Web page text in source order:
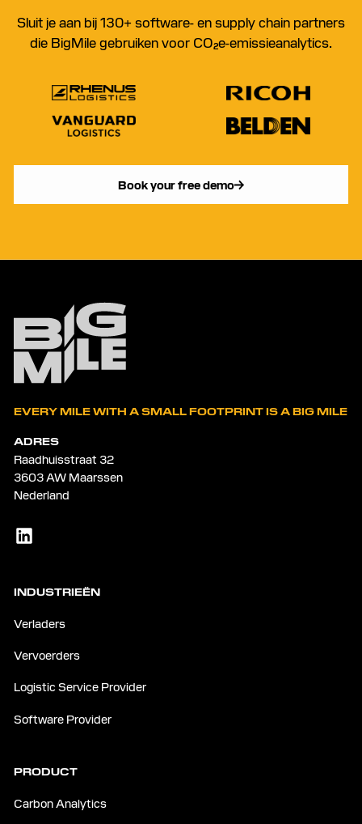
Sluit je aan bij 130+ software- en supply chain partners
die BigMile gebruiken voor CO₂e-emissieanalytics.
Book your free demo
EVERY MILE WITH A SMALL FOOTPRINT IS A BIG MILE
ADRES
Raadhuisstraat 32
3603 AW Maarssen
Nederland
INDUSTRIEËN
Verladers
Vervoerders
Logistic Service Provider
Software Provider
PRODUCT
Carbon Analytics